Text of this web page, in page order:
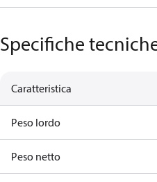
Specifiche
Caratteristica
Peso lordo
Peso netto